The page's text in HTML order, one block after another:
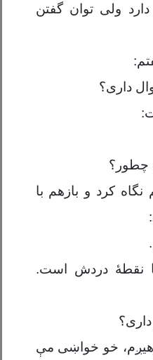
ولی توان گفتن
داری؟
چطور؟
نگاه کرد و بازهم با
نقطۀ دردش است.
خو خواښی مې